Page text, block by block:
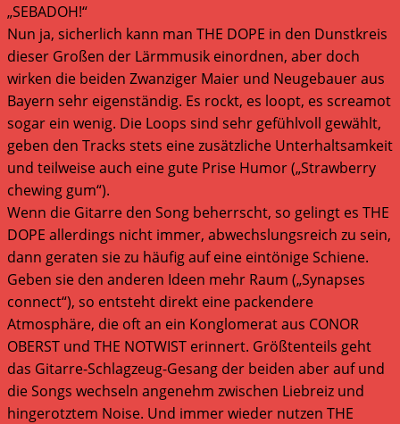
„SEBADOH!“
Nun ja, sicherlich kann man THE DOPE in den Dunstkreis
dieser Großen der Lärmmusik einordnen, aber doch
wirken die beiden Zwanziger Maier und Neugebauer aus
Bayern sehr eigenständig. Es rockt, es loopt, es screamot
sogar ein wenig. Die Loops sind sehr gefühlvoll gewählt,
geben den Tracks stets eine zusätzliche Unterhaltsamkeit
und teilweise auch eine gute Prise Humor („Strawberry
chewing gum“).
Wenn die Gitarre den Song beherrscht, so gelingt es THE
DOPE allerdings nicht immer, abwechslungsreich zu sein,
dann geraten sie zu häufig auf eine eintönige Schiene.
Geben sie den anderen Ideen mehr Raum („Synapses
connect“), so entsteht direkt eine packendere
Atmosphäre, die oft an ein Konglomerat aus CONOR
OBERST und THE NOTWIST erinnert. Größtenteils geht
das Gitarre-Schlagzeug-Gesang der beiden aber auf und
die Songs wechseln angenehm zwischen Liebreiz und
hingerotztem Noise. Und immer wieder nutzen THE